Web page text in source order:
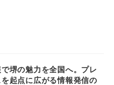
堺の魅力を全国へ。プレ
起点に広がる情報発信の